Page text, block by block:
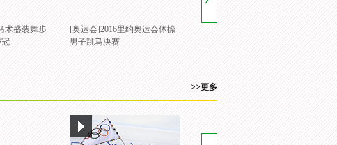
术盛装舞步
[奥运会]2016里约奥运会体操
男子跳马决赛
>>更多